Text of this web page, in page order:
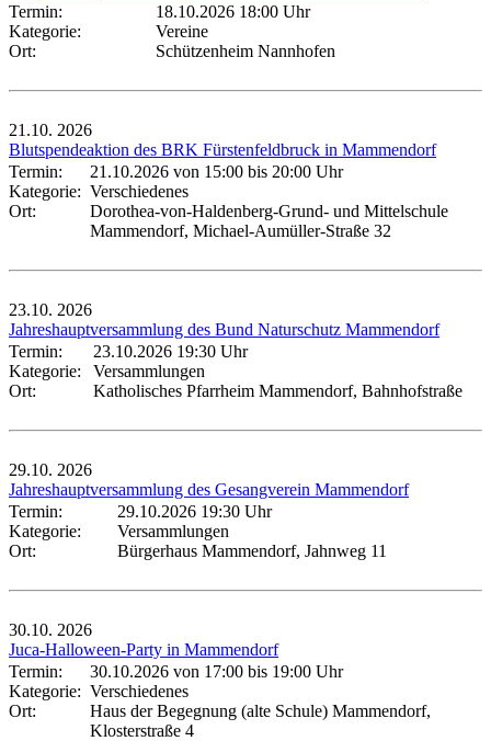
Termin:
18.10.2026 18:00 Uhr
Kategorie:
Vereine
Ort:
Schützenheim Nannhofen
21.10. 2026
Blutspendeaktion des BRK Fürstenfeldbruck in Mammendorf
Termin:
21.10.2026 von 15:00 bis 20:00 Uhr
Kategorie: Verschiedenes
Ort:
Dorothea-von-Haldenberg-Grund- und Mittelschule
Mammendorf, Michael-Aumüller-Straße 32
23.10. 2026
Jahreshauptversammlung des Bund Naturschutz Mammendorf
Termin:
23.10.2026 19:30 Uhr
Kategorie:
Versammlungen
Ort:
Katholisches Pfarrheim Mammendorf, Bahnhofstraße
29.10. 2026
Jahreshauptversammlung des Gesangverein Mammendorf
Termin:
29.10.2026 19:30 Uhr
Kategorie:
Versammlungen
Ort:
Bürgerhaus Mammendorf, Jahnweg 11
30.10. 2026
Juca-Halloween-Party in Mammendorf
Termin:
30.10.2026 von 17:00 bis 19:00 Uhr
Kategorie: Verschiedenes
Ort:
Haus der Begegnung (alte Schule) Mammendorf,
Klosterstraße 4